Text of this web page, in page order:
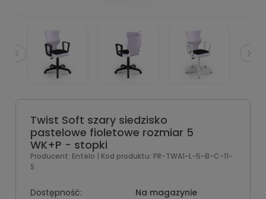
Twist Soft szary siedzisko
pastelowe fioletowe rozmiar 5
WK+P - stopki
Producent: Entelo | Kod produktu: PR-TWA1-L-5-B-C-11-
S
Dostępność:
Na magazynie